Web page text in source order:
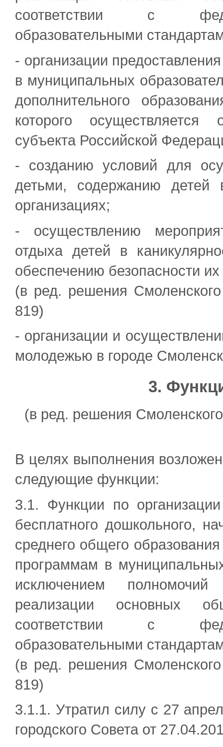
соответствии с
образовательными
- организации
в муниципальных
дополнительного
которого осуществляется
субъекта Российской
- созданию условий для
детьми, содержанию детей
организациях;
- осуществлению
отдыха детей в
обеспечению безопасности
(в ред. решения
819)
- организации и
молодежью в городе
3.
(в ред. решения
В целях выполнения
следующие функции:
3.1. Функции по
бесплатного дошкольного,
среднего общего
программам в
исключением
реализации основных
соответствии с
образовательными
(в ред. решения
819)
3.1.1. Утратил силу с 27
городского Совета от